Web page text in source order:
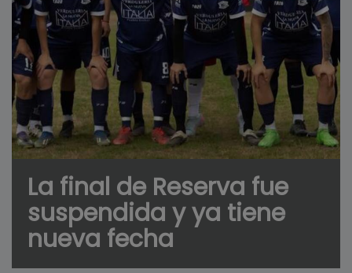
La final de Reserva fue
suspendida y ya tiene
nueva fecha